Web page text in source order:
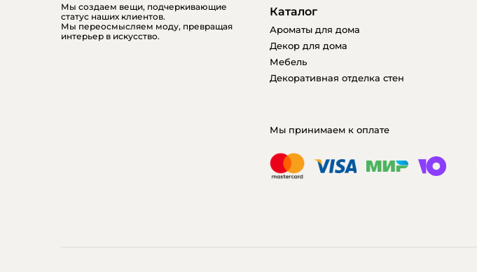
Мы создаем вещи, подчеркивающие
статус наших клиентов.
Мы переосмысляем моду, превращая
интерьер в искусство.
Каталог
Ароматы для дома
Декор для дома
Мебель
Декоративная отделка стен
Мы принимаем к оплате